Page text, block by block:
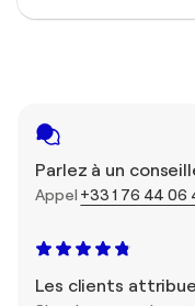
Parlez à un
Appel +33 1 76 44 06
Les clients